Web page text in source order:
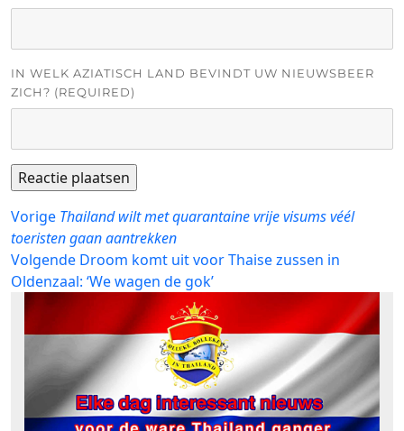
IN WELK AZIATISCH LAND BEVINDT UW NIEUWSBEER
ZICH? (REQUIRED)
Bericht
navigatie
Vorige Vorig
bericht:
Thailand wilt met quarantaine vrije visums véél
toeristen gaan aantrekken
Volgende Volgend
bericht:
Droom komt uit voor Thaise zussen in
Oldenzaal: ‘We wagen de gok’